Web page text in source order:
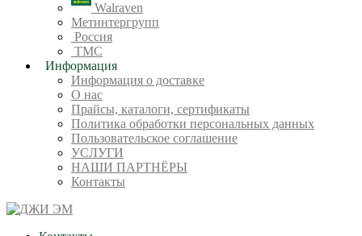
Walraven
Метинтергрупп
Россия
ТМС
Информация
Информация о доставке
О нас
Прайсы, каталоги, сертификаты
Политика обработки персональных данных
Пользовательское соглашение
УСЛУГИ
НАШИ ПАРТНЁРЫ
Контакты